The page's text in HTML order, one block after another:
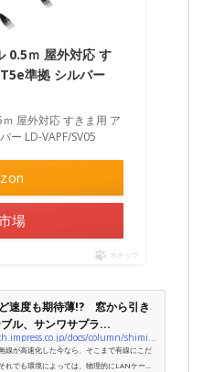
0.5ｍ 屋外対応 す
準拠 シルバー
屋外対応 すきま用 ア
ー LD-VAPF/SV05
場
ポチップ
速度も期待薄!? 窓から引き
ル、サンワサプラ...
https://internet.watch.impress.co.jp/docs/column/shimizu/1214092.html
線が高速化した今なら、そこまで有線にこだ
れでも環境によっては、物理的にLANケーブ